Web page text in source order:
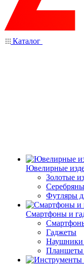
Каталог
Ювелирные
Золотые
Футляры
Смартфоны и
Гаджеты
Планшеты